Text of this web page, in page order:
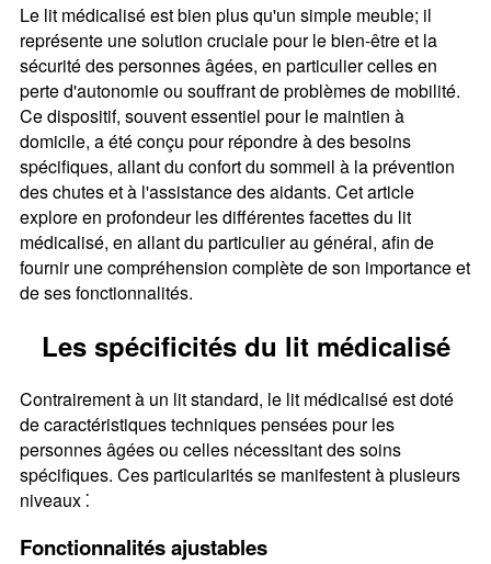
Le lit médicalisé est bien plus qu'un simple meuble; il
représente une solution cruciale pour le bien-être et la
sécurité des personnes âgées, en particulier celles en
perte d'autonomie ou souffrant de problèmes de mobilité.
Ce dispositif, souvent essentiel pour le maintien à
domicile, a été conçu pour répondre à des besoins
spécifiques, allant du confort du sommeil à la prévention
des chutes et à l'assistance des aidants. Cet article
explore en profondeur les différentes facettes du lit
médicalisé, en allant du particulier au général, afin de
fournir une compréhension complète de son importance et
de ses fonctionnalités.
Les spécificités du lit médicalisé
Contrairement à un lit standard, le lit médicalisé est doté
de caractéristiques techniques pensées pour les
personnes âgées ou celles nécessitant des soins
spécifiques. Ces particularités se manifestent à plusieurs
niveaux ⁚
Fonctionnalités ajustables